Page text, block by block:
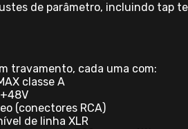
de parâmetro, incluindo tap
travamento, cada uma com:
classe A
(conectores RCA)
de linha XLR